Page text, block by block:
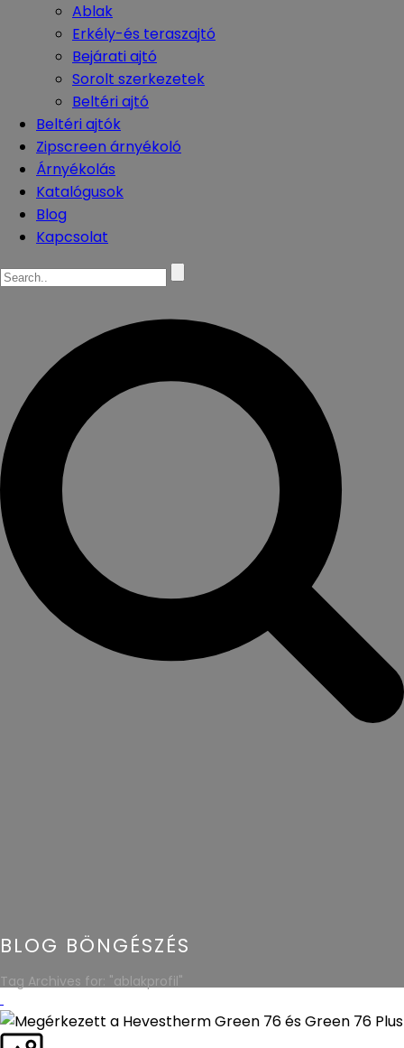
Ablak
Erkély-és teraszajtó
Bejárati ajtó
Sorolt szerkezetek
Beltéri ajtó
Beltéri ajtók
Zipscreen árnyékoló
Árnyékolás
Katalógusok
Blog
Kapcsolat
BLOG BÖNGÉSZÉS
Tag Archives for: "ablakprofil"